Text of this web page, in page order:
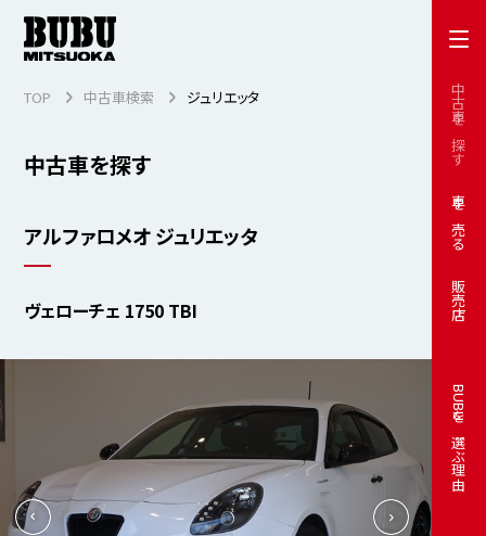
中古車を探す
車を売る
販売店
BUBUを選ぶ理由
中古車を探す
TOP 中古車検索 ジュリエッタ
アルファロメオ ジュリエッタ
ヴェローチェ 1750 TBI